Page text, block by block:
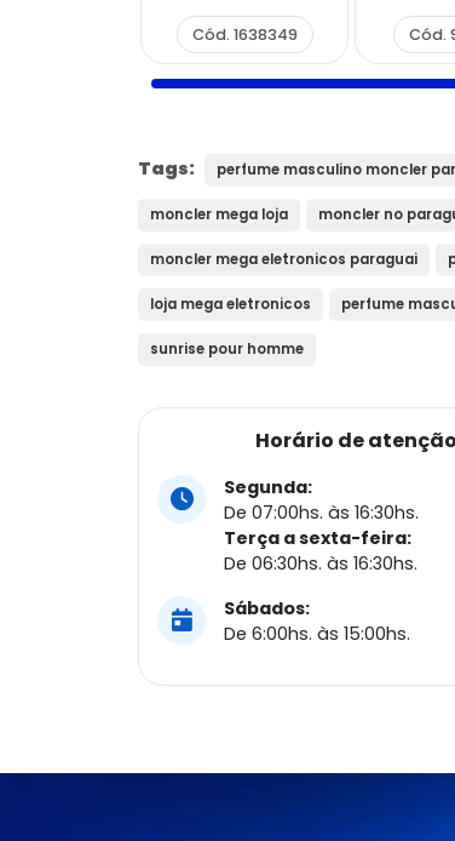
Cód. 1638349 Cód.
Tags: perfume masculino moncler
moncler mega loja moncler no
moncler mega eletronicos paraguai
loja mega eletronicos perfume
sunrise pour homme
Horário de atenção
Segunda:
De 07:00hs. às 16:30hs.
Terça a sexta-feira:
De 06:30hs. às 16:30hs.
Sábados:
De 6:00hs. às 15:00hs.